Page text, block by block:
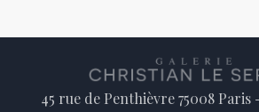
45 rue de Penthièvre 75008 Paris -